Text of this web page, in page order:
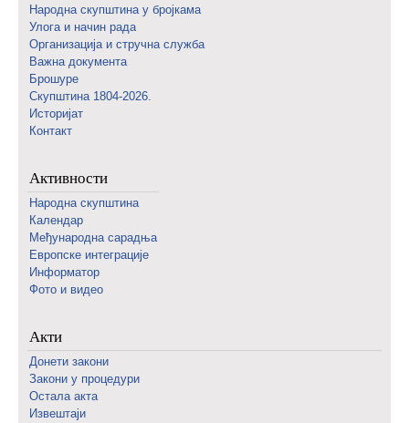
Народна скупштина у бројкама
Улога и начин рада
Организација и стручна служба
Важна документа
Брошуре
Скупштина 1804-2026.
Историјат
Контакт
Активности
Народна скупштина
Календар
Међународна сарадња
Европске интеграције
Информатор
Фото и видео
Акти
Донети закони
Закони у процедури
Остала акта
Извештаји